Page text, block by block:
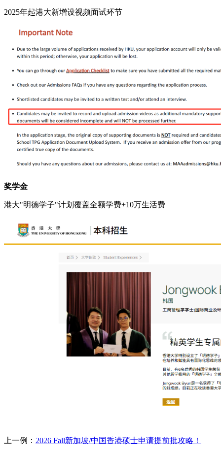
2025年起港大新增设视频面试环节
奖学金
港大"明德学子"计划覆盖全额学费+10万生活费
上一例： 2026 Fall新加坡/中国香港硕士申请提前批攻略！